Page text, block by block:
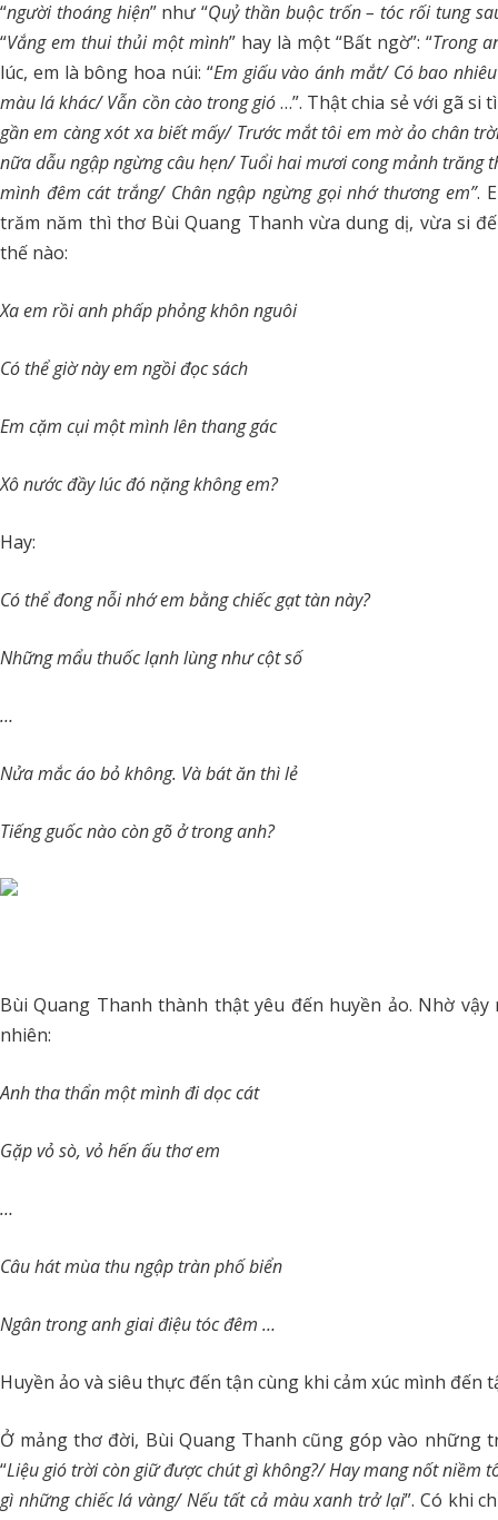
“người thoáng hiện” như “Quỷ thần buộc trốn – tóc rối tung
“Vắng em thui thủi một mình” hay là một “Bất ngờ”: “Trong
lúc, em là bông hoa núi: “Em giấu vào ánh mắt/ Có bao
màu lá khác/ Vẫn cồn cào trong gió…”. Thật chia sẻ với gã si
gần em càng xót xa biết mấy/ Trước mắt tôi em mờ ảo chân
nữa dẫu ngập ngừng câu hẹn/ Tuổi hai mươi cong mảnh trăng
mình đêm cát trắng/ Chân ngập ngừng gọi nhớ thương em”.
trăm năm thì thơ Bùi Quang Thanh vừa dung dị, vừa si
thế nào:
Xa em rồi anh phấp phỏng khôn nguôi
Có thể giờ này em ngồi đọc sách
Em cặm cụi một mình lên thang gác
Xô nước đầy lúc đó nặng không em?
Hay:
Có thể đong nỗi nhớ em bằng chiếc gạt tàn này?
Những mẩu thuốc lạnh lùng như cột số
…
Nửa mắc áo bỏ không. Và bát ăn thì lẻ
Tiếng guốc nào còn gõ ở trong anh?
Bùi Quang Thanh thành thật yêu đến huyền ảo. Nhờ
nhiên:
Anh tha thẩn một mình đi dọc cát
Gặp vỏ sò, vỏ hến ấu thơ em
…
Câu hát mùa thu ngập tràn phố biển
Ngân trong anh giai điệu tóc đêm …
Huyền ảo và siêu thực đến tận cùng khi cảm xúc mình đến
Ở mảng thơ đời, Bùi Quang Thanh cũng góp vào những
“Liệu gió trời còn giữ được chút gì không?/ Hay mang nốt niềm
gì những chiếc lá vàng/ Nếu tất cả màu xanh trở lại”. Có khi